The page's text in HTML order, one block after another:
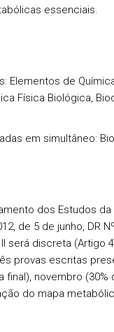
essenciais.
Elementos de
Física Biológica,
em simultâneo:
dos Estudos da
de 5 de junho, DR
será discreta (Artigo
provas escritas
final), novembro (30%
do mapa